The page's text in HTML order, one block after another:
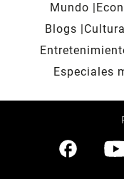
Mundo
Blogs
Cultura
Especiales